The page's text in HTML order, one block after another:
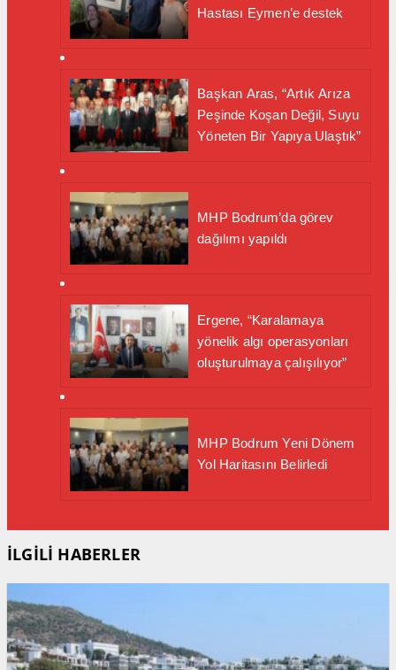
Hastası Eymen’e destek
Başkan Aras, “Artık Arıza
Peşinde Koşan Değil, Suyu
Yöneten Bir Yapıya Ulaştık”
MHP Bodrum’da görev
dağılımı yapıldı
Ergene, “Karalamaya
yönelik algı operasyonları
oluşturulmaya çalışılıyor”
MHP Bodrum Yeni Dönem
Yol Haritasını Belirledi
İLGİLİ HABERLER